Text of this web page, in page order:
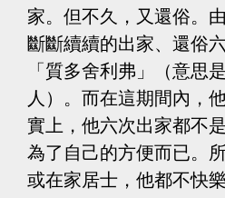
家。但不久，又還俗。
斷斷續續的出家、還俗
「質多舍利弗」（意思
人）。而在這期間內，
實上，他六次出家都不
為了自己的方便而已。
或在家居士，他都不快樂